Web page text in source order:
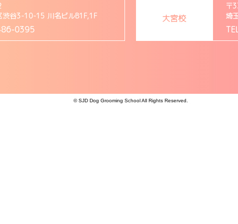
渋谷3-10-15 川名ビルB1F,1F
0395
大宮校
〒
埼
© SJD Dog Grooming School All Rights Reserved.